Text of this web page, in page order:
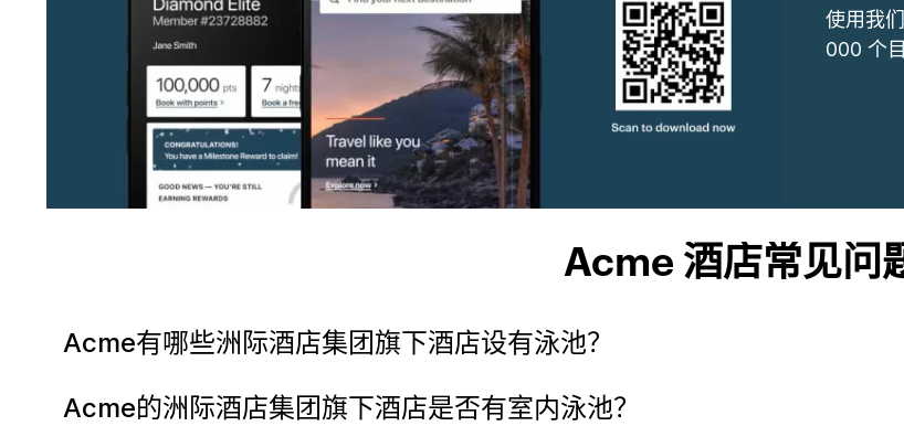
使用我
000 个
Acme 酒店常见问
Acme有哪些洲际酒店集团旗下酒店设有泳池？
Acme的洲际酒店集团旗下酒店是否有室内泳池？